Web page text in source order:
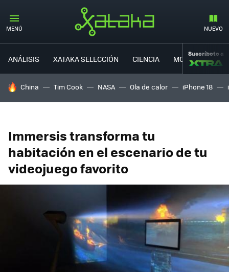
MENÚ NUEVO
ANÁLISIS XATAKA SELECCIÓN CIENCIA MOVILIDAD
Suscríbete a
HOY SE HABLA DE
China Tim Cook NASA Ola de calor iPhone 18
Immersis transforma tu
habitación en el escenario de tu
videojuego favorito